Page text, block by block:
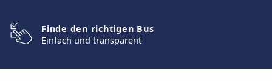
Finde den richtigen Bus
Einfach und transparent